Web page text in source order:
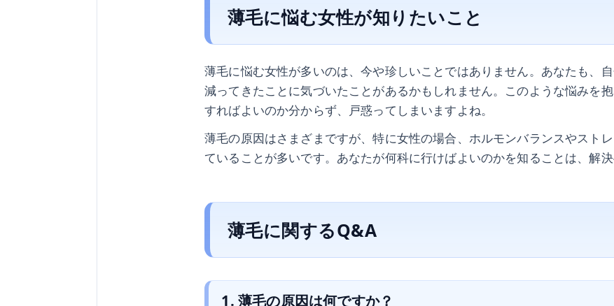
薄毛に悩む女性が知りたいこと
薄毛に悩む女性が多いのは、今や珍しいことではありません。あなたも、
減ってきたことに気づいたことがあるかもしれません。このような悩みを
すればよいのか分からず、戸惑ってしまいますよね。
薄毛の原因はさまざまですが、特に女性の場合、ホルモンバランスやスト
ていることが多いです。あなたが何科に行けばよいのかを知ることは、解決
薄毛に関するQ&A
1. 薄毛の原因は何ですか？